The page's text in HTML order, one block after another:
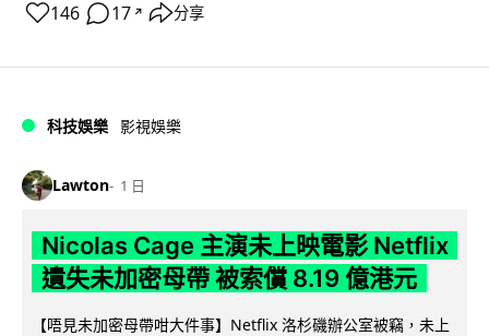
146 17 ↗ 分享
科技娛樂 影視娛樂
Lawton 1 日
Nicolas Cage 主演未上映電影 Netflix
遺失未加密母帶 被索償 8.19 億港元
【唔見未加密母帶咁大件事】Netflix 洛杉磯辦公室被竊，未上